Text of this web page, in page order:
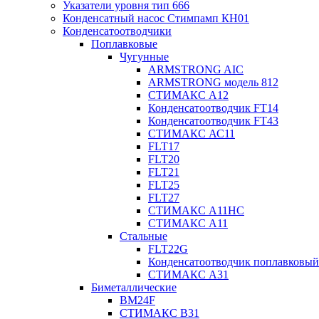
Указатели уровня тип 666
Конденсатный насос Стимпамп КН01
Конденсатоотводчики
Поплавковые
Чугунные
ARMSTRONG AIC
ARMSTRONG модель 812
СТИМАКС А12
Конденсатоотводчик FT14
Конденсатоотводчик FT43
СТИМАКС АС11
FLT17
FLT20
FLT21
FLT25
FLT27
СТИМАКС А11HC
СТИМАКС А11
Стальные
FLT22G
Конденсатоотводчик
СТИМАКС А31
Биметаллические
BM24F
СТИМАКС B31